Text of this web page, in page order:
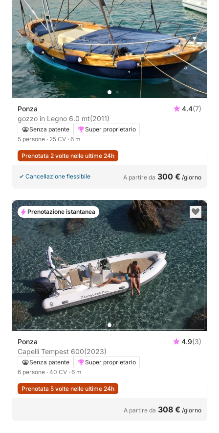
Ponza 4.4(7)
gozzo in Legno 6.0 mt(2011)
Senza patente
Super proprietario
5 persone · 25 CV · 6 m
Prenotata 2 volte nelle ultime 24h
Cancellazione flessibile A partire da 300 € /giorno
Ponza 4.9(3)
Capelli Tempest 600(2023)
Senza patente
Super proprietario
6 persone · 40 CV · 6 m
Prenotata 5 volte nelle ultime 24h
A partire da 308 € /giorno
Prenotazione istantanea